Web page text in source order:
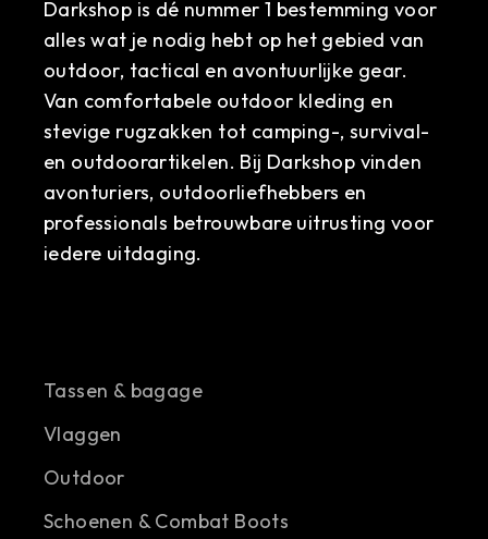
Darkshop is dé nummer 1 bestemming voor
alles wat je nodig hebt op het gebied van
outdoor, tactical en avontuurlijke gear.
Van comfortabele outdoor kleding en
stevige rugzakken tot camping-, survival-
en outdoorartikelen. Bij Darkshop vinden
avonturiers, outdoorliefhebbers en
professionals betrouwbare uitrusting voor
iedere uitdaging.
Tassen & bagage
Vlaggen
Outdoor
Schoenen & Combat Boots